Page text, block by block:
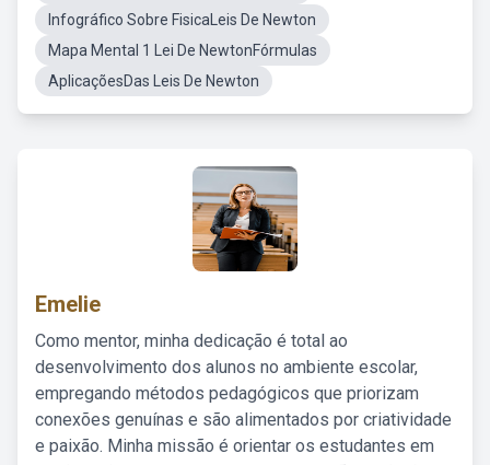
Infográfico Sobre FisicaLeis De Newton
Mapa Mental 1 Lei De NewtonFórmulas
AplicaçõesDas Leis De Newton
Emelie
Como mentor, minha dedicação é total ao
desenvolvimento dos alunos no ambiente escolar,
empregando métodos pedagógicos que priorizam
conexões genuínas e são alimentados por criatividade
e paixão. Minha missão é orientar os estudantes em